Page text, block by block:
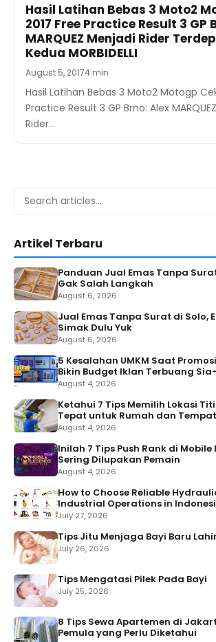
Hasil Latihan Bebas 3 Moto2
2017 Free Practice Result 3 GP
MARQUEZ Menjadi Rider
Kedua MORBIDELLI
August 5, 20174 min
Hasil Latihan Bebas 3 Moto2 Motogp
Practice Result 3 GP Brno: Alex
Rider…
Search
Artikel Terbaru
Panduan Jual Emas Tanpa
Gak Salah Langkah
August 6, 2026
Jual Emas Tanpa Surat di Solo,
Simak Dulu Yuk
August 6, 2026
5 Kesalahan UMKM Saat
Bikin Budget Iklan Terbuang
August 4, 2026
Ketahui 7 Tips Memilih Lokasi
Tepat untuk Rumah dan
August 4, 2026
Inilah 7 Tips Push Rank di
Sering Dilupakan Pemain
August 4, 2026
How to Choose Reliable
Industrial Operations in
July 27, 2026
Tips Jitu Menjaga Bayi Baru Lahir
July 26, 2026
Tips Mengatasi Pilek Pada Bayi
July 25, 2026
8 Tips Sewa Apartemen di
Pemula yang Perlu Diketahui